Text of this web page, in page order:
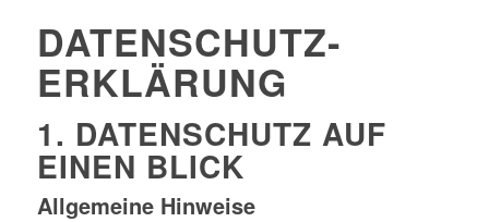
DATENSCHUTZ­
ERKLÄRUNG
1. DATENSCHUTZ AUF
EINEN BLICK
Allgemeine Hinweise